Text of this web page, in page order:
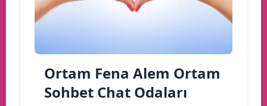
Ortam Fena Alem Ortam
Sohbet Chat Odaları